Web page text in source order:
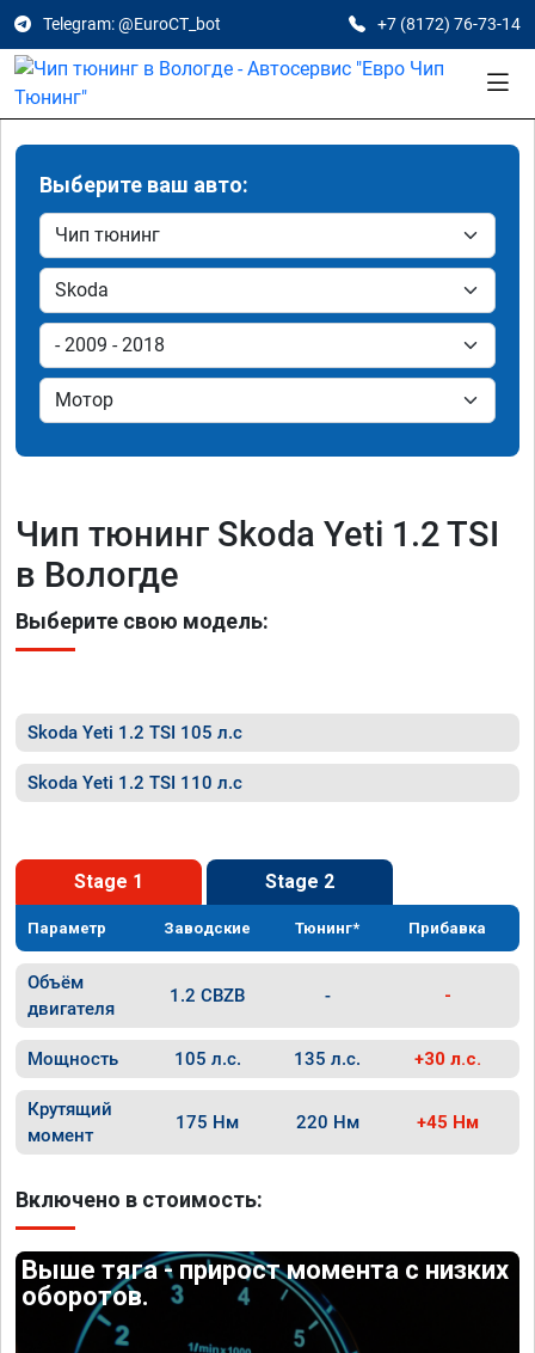
Telegram: @EuroCT_bot +7 (8172) 76-73-14
Выберите ваш авто:
Чип тюнинг Skoda Yeti 1.2 TSI
в Вологде
Выберите свою модель:
Skoda Yeti 1.2 TSI 105 л.с
Skoda Yeti 1.2 TSI 110 л.с
Stage 1 Stage 2
Параметр Заводские Тюнинг* Прибавка
Объём
двигателя
1.2 CBZB - -
Мощность 105 л.с. 135 л.с. +30 л.с.
Крутящий
момент
175 Нм 220 Нм +45 Нм
Включено в стоимость:
Выше тяга - прирост момента с низких
оборотов.